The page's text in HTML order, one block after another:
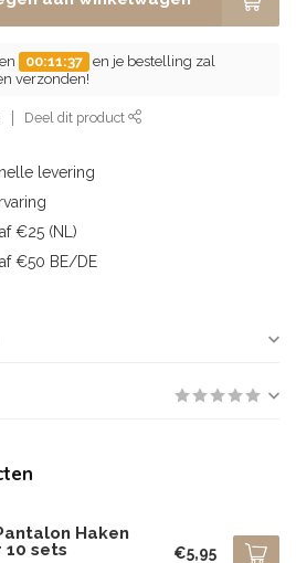
00:11:37 en je bestelling zal
verzonden!
Deel dit product
levering
€25 (NL)
€50 BE/DE
Haken
sets
€5,95